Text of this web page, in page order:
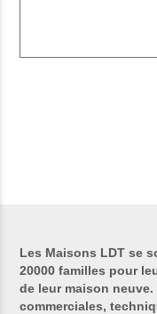
Les Maisons LDT se
20000 familles pour
de leur maison neuve.
commerciales,